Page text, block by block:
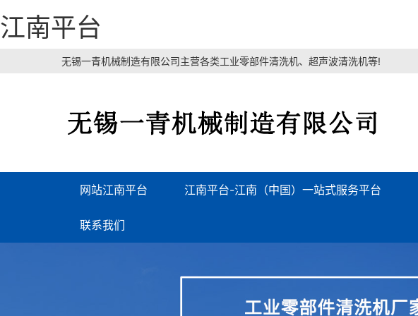
江南平台
无锡一青机械制造有限公司主营各类工业零部件清洗机、超声波清洗机等!
网站江南平台 江南平台-江南（中国）一站式服务平台
联系我们